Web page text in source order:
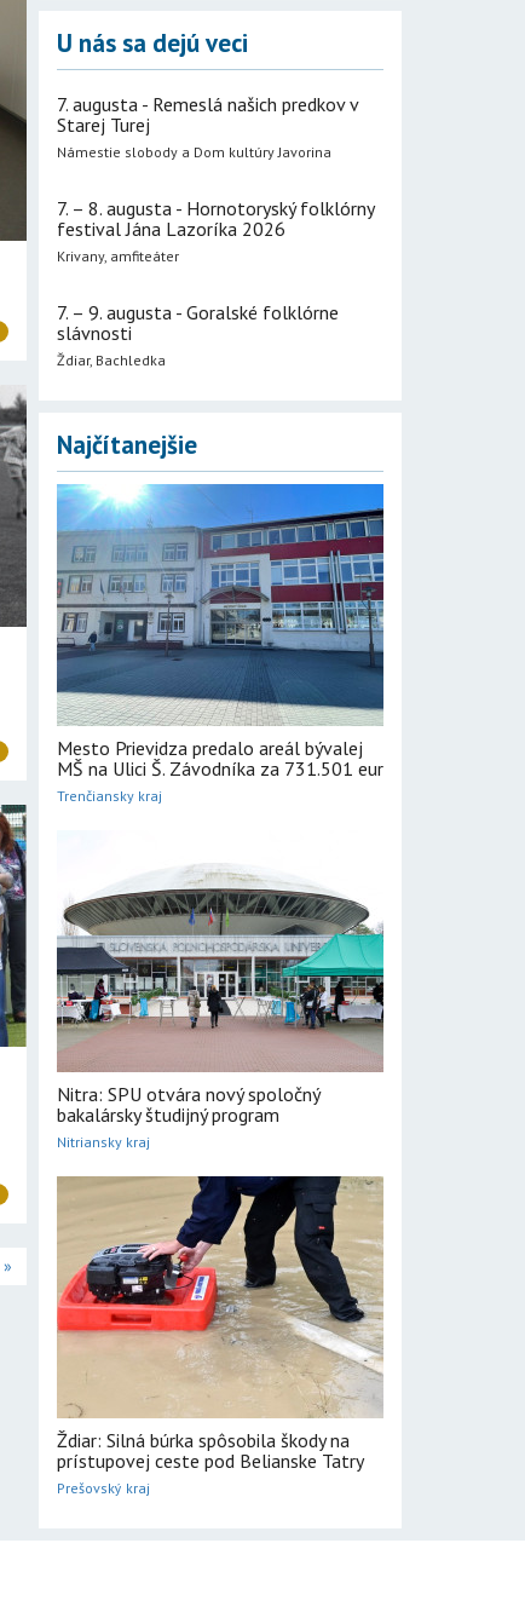
»
U nás sa dejú veci
7. augusta - Remeslá našich predkov v
Starej Turej
Námestie slobody a Dom kultúry Javorina
7. – 8. augusta - Hornotoryský folklórny
festival Jána Lazoríka 2026
Krivany, amfiteáter
7. – 9. augusta - Goralské folklórne
slávnosti
Ždiar, Bachledka
Najčítanejšie
Mesto Prievidza predalo areál bývalej
MŠ na Ulici Š. Závodníka za 731.501 eur
Trenčiansky kraj
Nitra: SPU otvára nový spoločný
bakalársky študijný program
Nitriansky kraj
Ždiar: Silná búrka spôsobila škody na
prístupovej ceste pod Belianske Tatry
Prešovský kraj